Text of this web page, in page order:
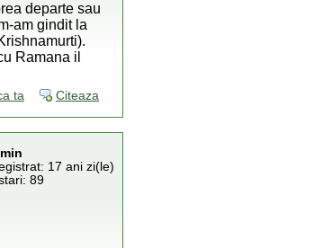
departe sau
am gindit la
Ramana il
ta Citeaza
17 ani zi(le)
89